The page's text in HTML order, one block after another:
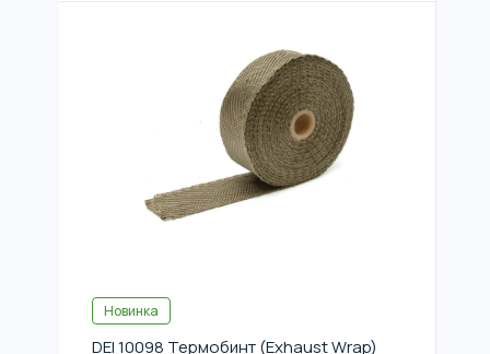
Новинка
DEI 10098 Термобинт (Exhaust Wrap)